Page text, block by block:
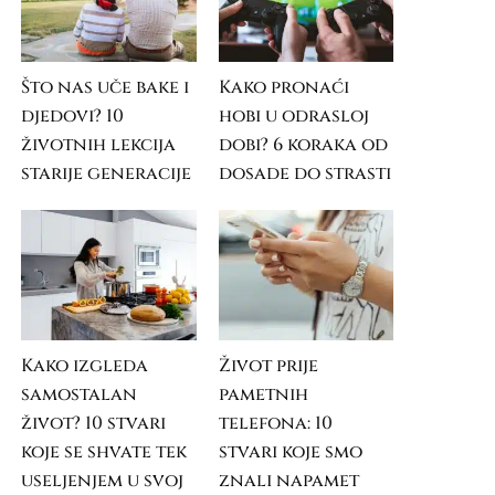
Što nas uče bake i
djedovi? 10
životnih lekcija
starije generacije
Kako pronaći
hobi u odrasloj
dobi? 6 koraka od
dosade do strasti
Kako izgleda
samostalan
život? 10 stvari
koje se shvate tek
useljenjem u svoj
Život prije
pametnih
telefona: 10
stvari koje smo
znali napamet